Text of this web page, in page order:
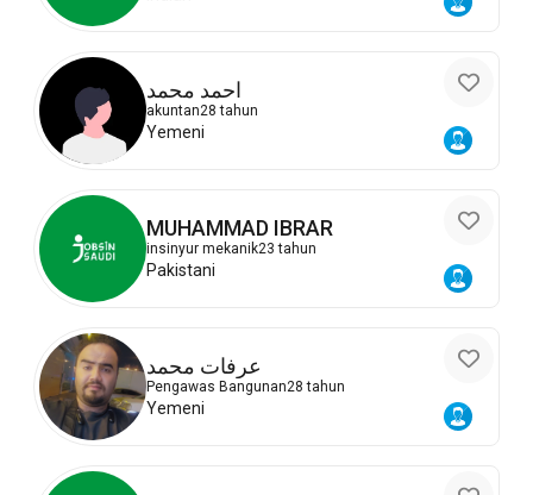
احمد محمد
akuntan28 tahun
Yemeni
MUHAMMAD IBRAR
insinyur mekanik23 tahun
Pakistani
عرفات محمد
Pengawas Bangunan28 tahun
Yemeni